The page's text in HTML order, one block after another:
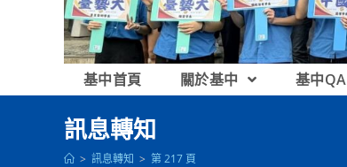
基中首頁 關於基中 基中QA
訊息轉知
> 訊息轉知 > 第 217 頁